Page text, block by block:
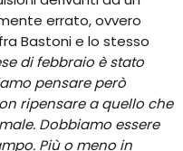
errato, ovvero
Bastoni e lo stesso
di febbraio è stato
pensare però
ripensare a quello che
Dobbiamo essere
Più o meno in